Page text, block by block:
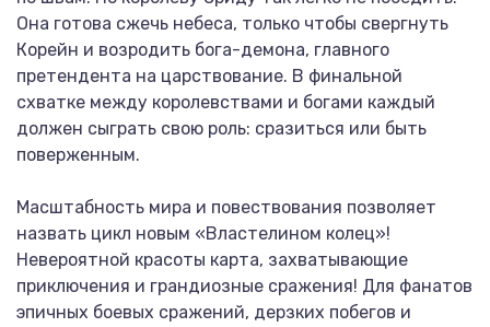
Она готова сжечь небеса, только чтобы свергнуть
Корейн и возродить бога-демона, главного
претендента на царствование. В финальной
схватке между королевствами и богами каждый
должен сыграть свою роль: сразиться или быть
поверженным.
Масштабность мира и повествования позволяет
назвать цикл новым «Властелином колец»!
Невероятной красоты карта, захватывающие
приключения и грандиозные сражения! Для фанатов
эпичных боевых сражений, дерзких побегов и